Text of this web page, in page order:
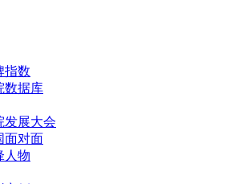
指数
数据库
发展大会
面对面
人物